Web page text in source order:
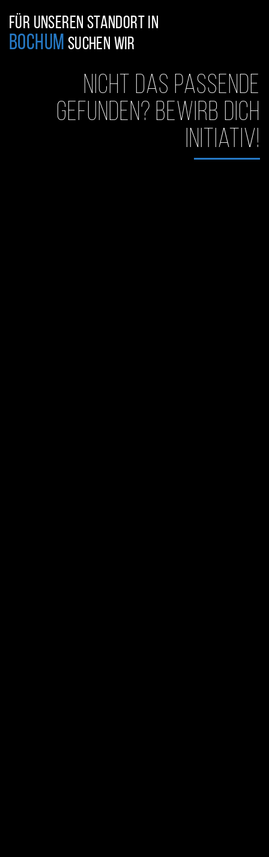
Für unseren Standort in
Bochum suchen wir
Nicht das Passende
gefunden? Bewirb dich
initiativ!